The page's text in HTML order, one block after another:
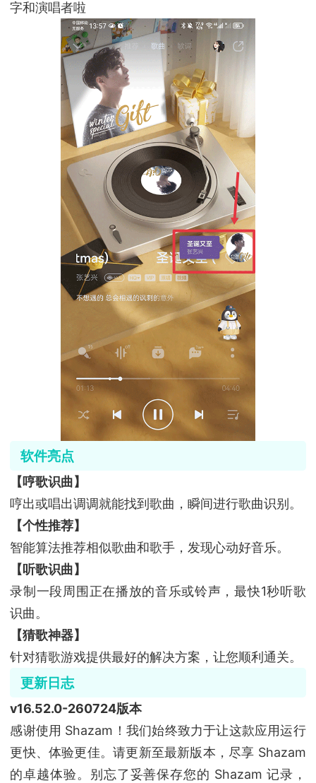
字和演唱者啦
软件亮点
【哼歌识曲】
哼出或唱出调调就能找到歌曲，瞬间进行歌曲识别。
【个性推荐】
智能算法推荐相似歌曲和歌手，发现心动好音乐。
【听歌识曲】
录制一段周围正在播放的音乐或铃声，最快1秒听歌
识曲。
【猜歌神器】
针对猜歌游戏提供最好的解决方案，让您顺利通关。
更新日志
v16.52.0-260724版本
感谢使用 Shazam！我们始终致力于让这款应用运行
更快、体验更佳。请更新至最新版本，尽享 Shazam
的卓越体验。别忘了妥善保存您的 Shazam 记录，